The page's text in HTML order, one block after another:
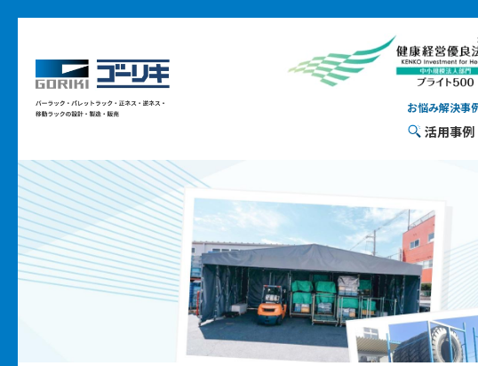
お悩み解決事
活用事例